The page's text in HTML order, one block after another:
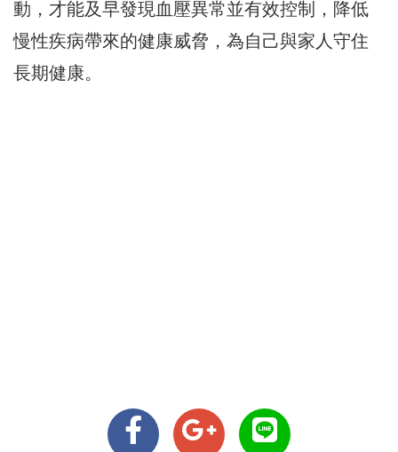
動，才能及早發現血壓異常並有效控制，降低
慢性疾病帶來的健康威脅，為自己與家人守住
長期健康。